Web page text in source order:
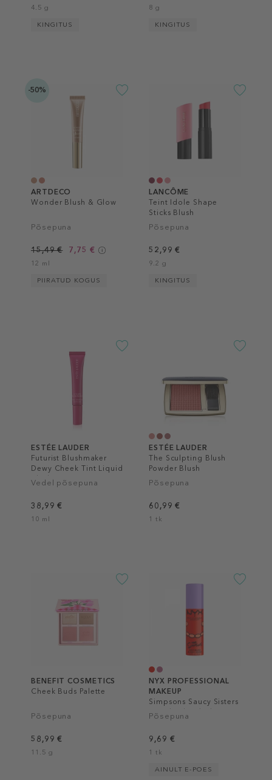
4.5 g
KINGITUS
8 g
KINGITUS
-50%
ARTDECO
Wonder Blush & Glow
Põsepuna
15,49 € 7,75 €
12 ml
PIIRATUD KOGUS
LANCÔME
Teint Idole Shape
Sticks Blush
Põsepuna
52,99 €
9.2 g
KINGITUS
ESTÉE LAUDER
Futurist Blushmaker
Dewy Cheek Tint Liquid
Blush
Vedel põsepuna
38,99 €
10 ml
ESTÉE LAUDER
The Sculpting Blush
Powder Blush
Põsepuna
60,99 €
1 tk
BENEFIT COSMETICS
Cheek Buds Palette
Põsepuna
58,99 €
11.5 g
NYX PROFESSIONAL
MAKEUP
Simpsons Saucy Sisters
Fat Cheeks Blush
Põsepuna
9,69 €
1 tk
AINULT E-POES